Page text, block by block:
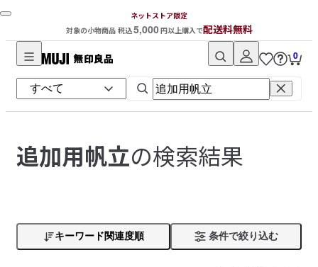
ネットストア限定
対象の小物商品 税込5,000円以上購入で配送料無料
無
印
良
ネ
ッ
ア
0
追加用帆立の検索結果
キーワード関連度順 条件で絞り込む